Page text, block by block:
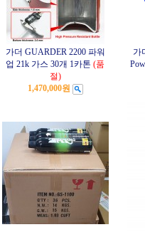
가더 GUARDER 2200 파워
업 21k 가스 30개 1카톤 (품
절)
1,470,000원
가